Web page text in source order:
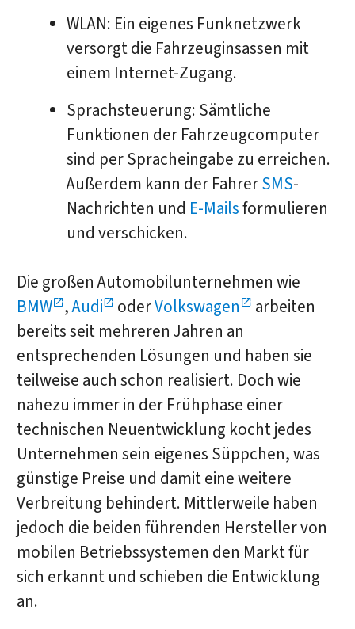
WLAN: Ein eigenes Funknetzwerk
versorgt die Fahrzeuginsassen mit
einem Internet-Zugang.
Sprachsteuerung: Sämtliche
Funktionen der Fahrzeugcomputer
sind per Spracheingabe zu erreichen.
Außerdem kann der FahrerSMS-
Nachrichten und E-Mailsformulieren
und verschicken.
Die großen Automobilunternehmen wie
BMW ,Audi oderVolkswagen
arbeiten
bereits seit mehreren Jahren an
entsprechenden Lösungen und haben sie
teilweise auch schon realisiert. Doch wie
nahezu immer in der Frühphase einer
technischen Neuentwicklung kocht jedes
Unternehmen sein eigenes Süppchen, was
günstige Preise und damit eine weitere
Verbreitung behindert. Mittlerweile haben
jedoch die beiden führenden Hersteller von
mobilen Betriebssystemen den Markt für
sich erkannt und schieben die Entwicklung
an.